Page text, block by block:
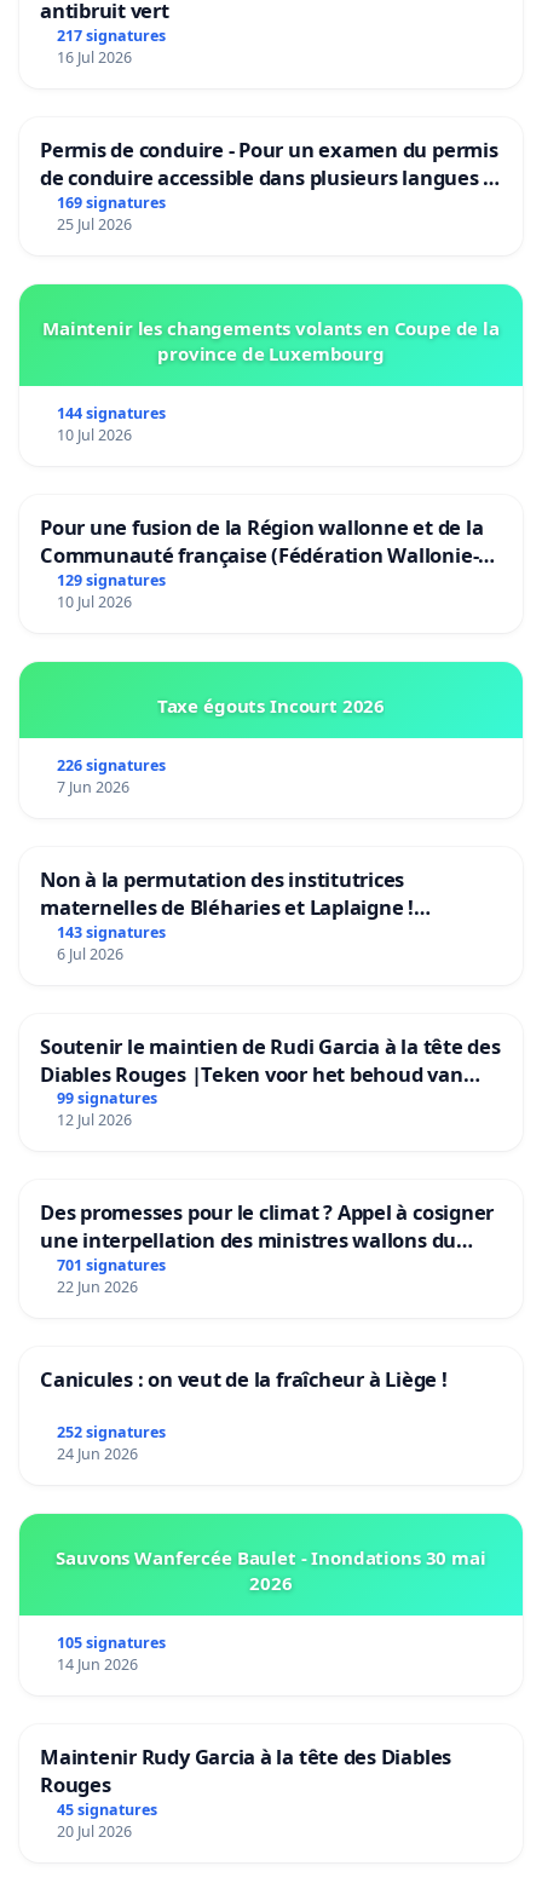
antibruit vert
217 signatures
16 Jul 2026
Permis de conduire - Pour un examen du permis
de conduire accessible dans plusieurs langues à
Bruxelles
169 signatures
25 Jul 2026
Maintenir les changements volants en Coupe de la
province de Luxembourg
144 signatures
10 Jul 2026
Pour une fusion de la Région wallonne et de la
Communauté française (Fédération Wallonie-
Bruxelles)
129 signatures
10 Jul 2026
Taxe égouts Incourt 2026
226 signatures
7 Jun 2026
Non à la permutation des institutrices
maternelles de Bléharies et Laplaigne !
Préservons la stabilité de nos enfants.
143 signatures
6 Jul 2026
Soutenir le maintien de Rudi Garcia à la tête des
Diables Rouges |Teken voor het behoud van
Rudi Garcia als bondscoach
99 signatures
12 Jul 2026
Des promesses pour le climat ? Appel à cosigner
une interpellation des ministres wallons du
climat et de l’environnement.
701 signatures
22 Jun 2026
Canicules : on veut de la fraîcheur à Liège !
252 signatures
24 Jun 2026
Sauvons Wanfercée Baulet - Inondations 30 mai
2026
105 signatures
14 Jun 2026
Maintenir Rudy Garcia à la tête des Diables
Rouges
45 signatures
20 Jul 2026